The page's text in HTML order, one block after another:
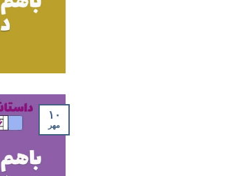
۱۰
مهر